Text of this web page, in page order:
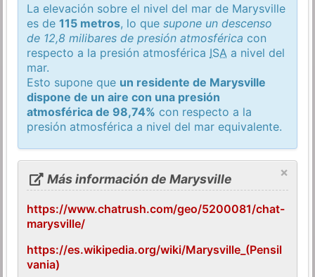
La elevación sobre el nivel del mar de Marysville
es de115 metros, lo quesupone un descenso
de 12,8 milibares de presión atmosférica con
respecto a la presión atmosférica ISA a nivel del
mar.
Esto supone que un residente de Marysville
dispone de un aire con una presión
atmosférica de 98,74% con respecto a la
presión atmosférica a nivel del mar equivalente.
×
Más información de Marysville
https://www.chatrush.com/geo/5200081/chat-
marysville/
https://es.wikipedia.org/wiki/Marysville_(Pensil
vania)